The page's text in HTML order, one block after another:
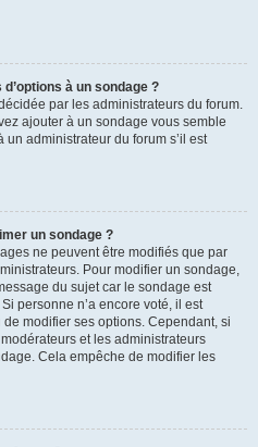
à un sondage ?
par les administrateurs du forum.
ajouter à un sondage vous semble
administrateur du forum s’il est
un sondage ?
ne peuvent être modifiés que par
Pour modifier un sondage,
du sujet car le sondage est
personne n’a encore voté, il est
modifier ses options. Cependant, si
et les administrateurs
Cela empêche de modifier les